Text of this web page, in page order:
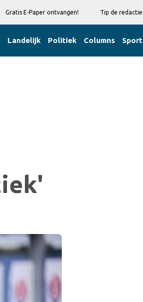
Gratis E-Paper ontvangen! Tip de redactie
Landelijk Politiek Columns Sport